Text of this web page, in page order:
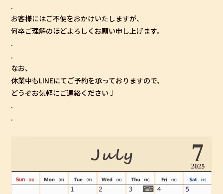
.
お客様にはご不便をおかけいたしますが、
何卒ご理解のほどよろしくお願い申し上げます。
.
.
なお、
休業中もLINEにてご予約を承っておりますので、
どうぞお気軽にご連絡ください♩
.
.